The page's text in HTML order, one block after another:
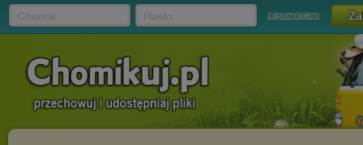
zapomniałem